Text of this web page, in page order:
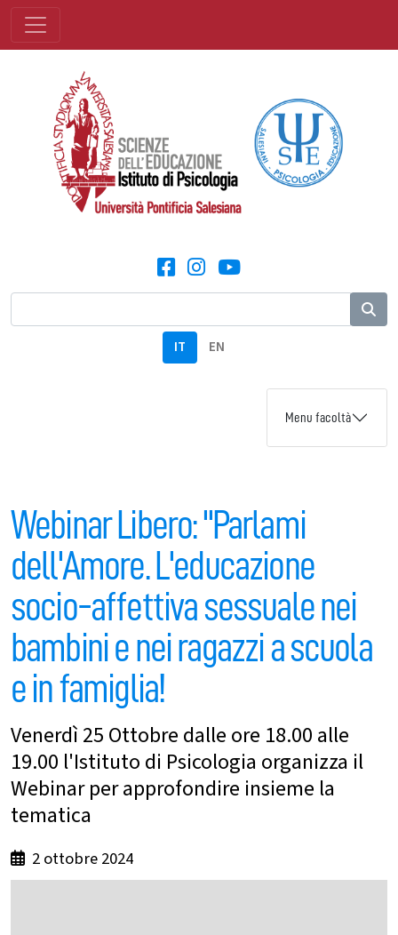
IT EN
Menu facoltà
Webinar Libero: "Parlami
dell'Amore. L'educazione
socio-affettiva sessuale nei
bambini e nei ragazzi a scuola
e in famiglia!
Venerdì 25 Ottobre dalle ore 18.00 alle
19.00 l'Istituto di Psicologia organizza il
Webinar per approfondire insieme la
tematica
2 ottobre 2024